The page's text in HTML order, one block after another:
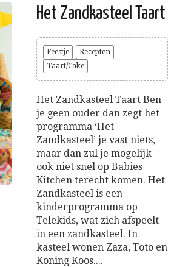
Het Zandkasteel Taart
Feestje
Recepten
Taart/Cake
Het Zandkasteel Taart Ben
je geen ouder dan zegt het
programma ‘Het
Zandkasteel’ je vast niets,
maar dan zul je mogelijk
ook niet snel op Babies
Kitchen terecht komen. Het
Zandkasteel is een
kinderprogramma op
Telekids, wat zich afspeelt
in een zandkasteel. In
kasteel wonen Zaza, Toto en
Koning Koos....